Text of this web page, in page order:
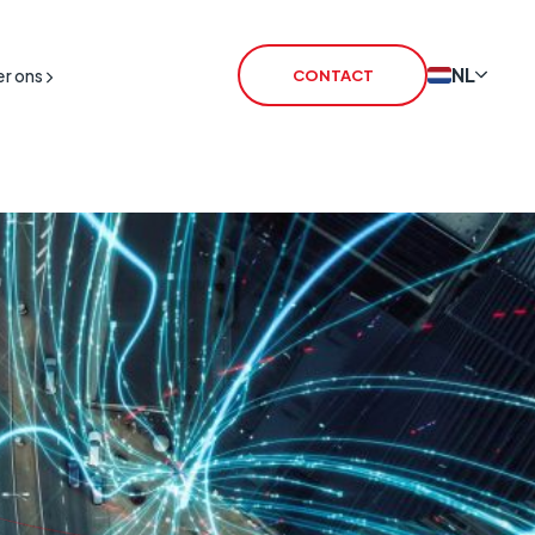
SIM
Routers
Satellite
Broadband
ons CONTACT NL